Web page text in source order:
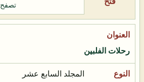
تصفح
رحلات الفلبين
المجلد السابع عشر